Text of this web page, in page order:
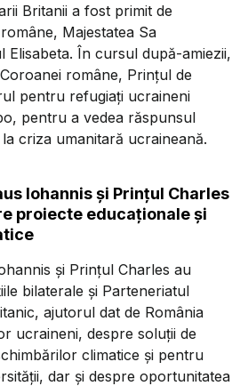
Britanii a fost primit de
Majestatea Sa
Elisabeta. În cursul după-amiezii,
române, Prinţul de
pentru refugiaţi ucraineni
pentru a vedea răspunsul
criza umanitară ucraineană.
Iohannis și Prințul Charles
proiecte educaționale și
și Prințul Charles au
bilaterale şi Parteneriatul
ajutorul dat de România
ucraineni, despre soluţii de
climatice şi pentru
dar şi despre oportunitatea